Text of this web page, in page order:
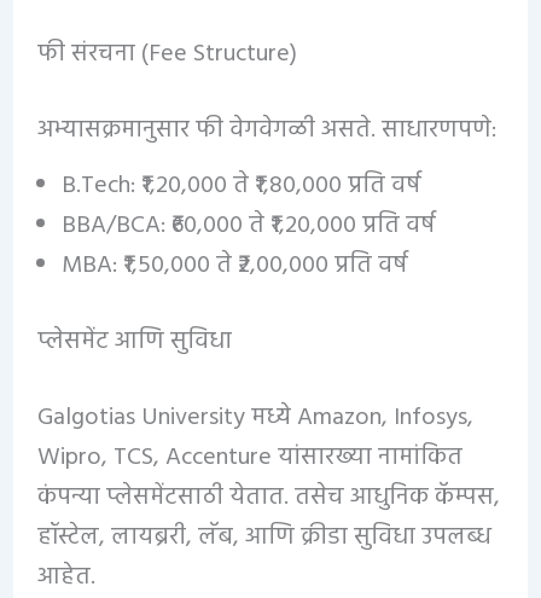
फी संरचना (Fee Structure)
अभ्यासक्रमानुसार फी वेगवेगळी असते. साधारणपणे:
B.Tech: ₹1,20,000 ते ₹1,80,000 प्रति वर्ष
BBA/BCA: ₹60,000 ते ₹1,20,000 प्रति वर्ष
MBA: ₹1,50,000 ते ₹2,00,000 प्रति वर्ष
प्लेसमेंट आणि सुविधा
Galgotias University मध्ये Amazon, Infosys,
Wipro, TCS, Accenture यांसारख्या नामांकित
कंपन्या प्लेसमेंटसाठी येतात. तसेच आधुनिक कॅम्पस,
हॉस्टेल, लायब्ररी, लॅब, आणि क्रीडा सुविधा उपलब्ध
आहेत.